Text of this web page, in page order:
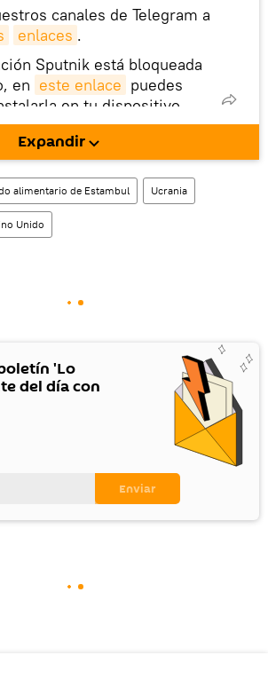
canales de Telegram a
enlaces .
Sputnik está bloqueada
en este enlace puedes
en tu dispositivo
Android!).
una cuenta en la red
Expandir
alimentario de Estambul Ucrania
Unido
'Lo
del día con